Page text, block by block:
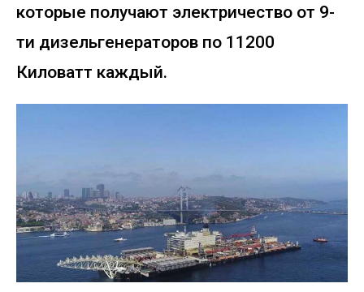
которые получают электричество от 9-
ти дизельгенераторов по 11200
Киловатт каждый.